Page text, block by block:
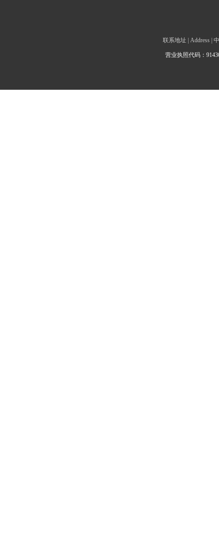
联系地址 | Address |
营业执照代码：